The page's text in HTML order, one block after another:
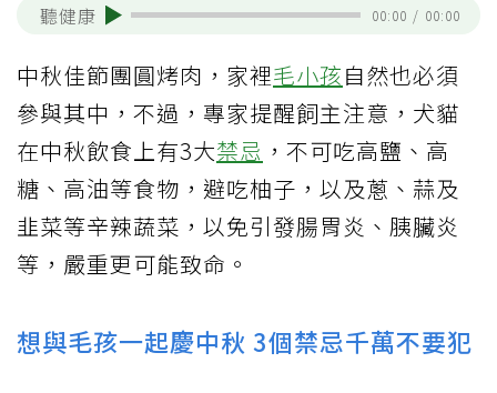
聽健康 00:00 / 00:00
中秋佳節團圓烤肉，家裡毛小孩自然也必須
參與其中，不過，專家提醒飼主注意，犬貓
在中秋飲食上有3大禁忌 ，不可吃高鹽、高
糖、高油等食物，避吃柚子，以及蔥、蒜及
韭菜等辛辣蔬菜，以免引發腸胃炎、胰臟炎
等，嚴重更可能致命。
想與毛孩一起慶中秋 3個禁忌千萬不要犯